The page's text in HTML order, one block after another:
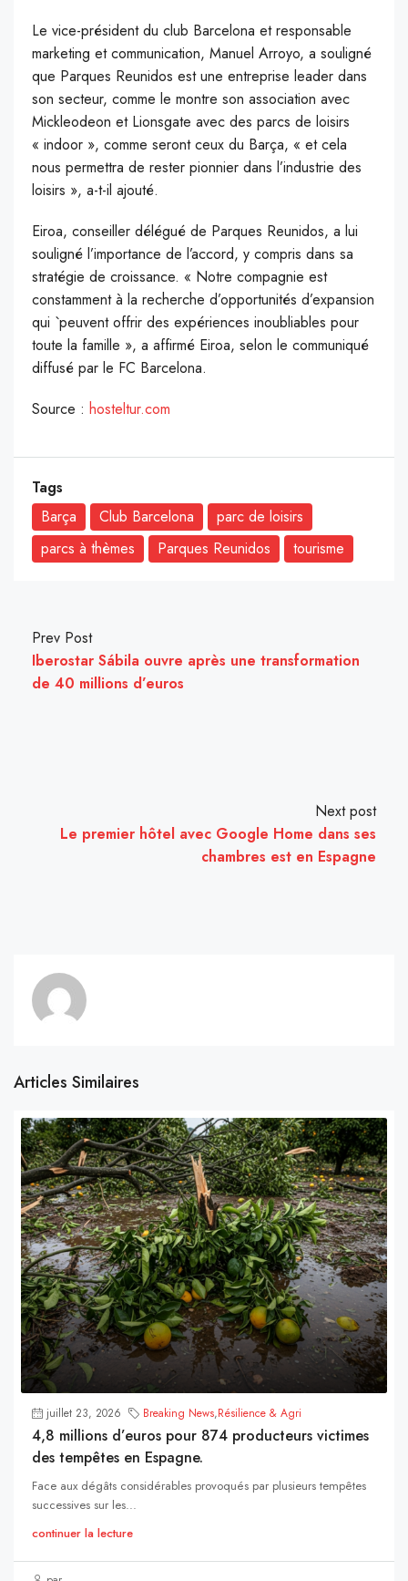
Le vice-président du club Barcelona et responsable
marketing et communication, Manuel Arroyo, a souligné
que Parques Reunidos est une entreprise leader dans
son secteur, comme le montre son association avec
Mickleodeon et Lionsgate avec des parcs de loisirs
« indoor », comme seront ceux du Barça, « et cela
nous permettra de rester pionnier dans l’industrie des
loisirs », a-t-il ajouté.
Eiroa, conseiller délégué de Parques Reunidos, a lui
souligné l’importance de l’accord, y compris dans sa
stratégie de croissance. « Notre compagnie est
constamment à la recherche d’opportunités d’expansion
qui `peuvent offrir des expériences inoubliables pour
toute la famille », a affirmé Eiroa, selon le communiqué
diffusé par le FC Barcelona.
Source : hosteltur.com
Tags
Barça
Club Barcelona
parc de loisirs
parcs à thèmes
Parques Reunidos tourisme
Prev Post
Iberostar Sábila ouvre après une transformation
de 40 millions d’euros
Next post
Le premier hôtel avec Google Home dans ses
chambres est en Espagne
Articles Similaires
juillet 23, 2026 Breaking News,Résilience & Agri
4,8 millions d’euros pour 874 producteurs victimes
des tempêtes en Espagne.
Face aux dégâts considérables provoqués par plusieurs tempêtes
successives sur les...
continuer la lecture